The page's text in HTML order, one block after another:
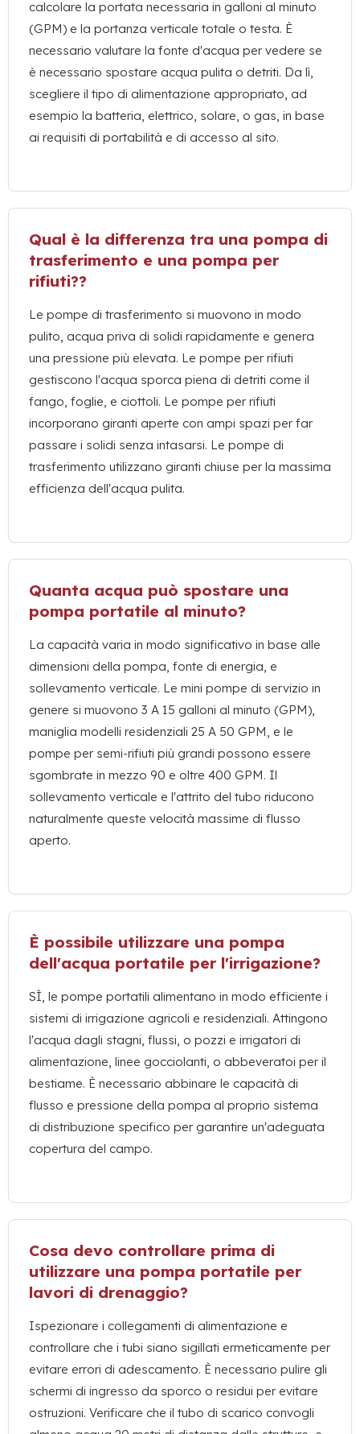
calcolare la portata necessaria in galloni al minuto
(GPM) e la portanza verticale totale o testa. È
necessario valutare la fonte d'acqua per vedere se
è necessario spostare acqua pulita o detriti. Da lì,
scegliere il tipo di alimentazione appropriato, ad
esempio la batteria, elettrico, solare, o gas, in base
ai requisiti di portabilità e di accesso al sito.
Qual è la differenza tra una pompa di
trasferimento e una pompa per
rifiuti??
Le pompe di trasferimento si muovono in modo
pulito, acqua priva di solidi rapidamente e genera
una pressione più elevata. Le pompe per rifiuti
gestiscono l'acqua sporca piena di detriti come il
fango, foglie, e ciottoli. Le pompe per rifiuti
incorporano giranti aperte con ampi spazi per far
passare i solidi senza intasarsi. Le pompe di
trasferimento utilizzano giranti chiuse per la massima
efficienza dell'acqua pulita.
Quanta acqua può spostare una
pompa portatile al minuto?
La capacità varia in modo significativo in base alle
dimensioni della pompa, fonte di energia, e
sollevamento verticale. Le mini pompe di servizio in
genere si muovono 3 A 15 galloni al minuto (GPM),
maniglia modelli residenziali 25 A 50 GPM, e le
pompe per semi-rifiuti più grandi possono essere
sgombrate in mezzo 90 e oltre 400 GPM. Il
sollevamento verticale e l'attrito del tubo riducono
naturalmente queste velocità massime di flusso
aperto.
È possibile utilizzare una pompa
dell'acqua portatile per l'irrigazione?
SÌ, le pompe portatili alimentano in modo efficiente i
sistemi di irrigazione agricoli e residenziali. Attingono
l'acqua dagli stagni, flussi, o pozzi e irrigatori di
alimentazione, linee gocciolanti, o abbeveratoi per il
bestiame. È necessario abbinare le capacità di
flusso e pressione della pompa al proprio sistema
di distribuzione specifico per garantire un'adeguata
copertura del campo.
Cosa devo controllare prima di
utilizzare una pompa portatile per
lavori di drenaggio?
Ispezionare i collegamenti di alimentazione e
controllare che i tubi siano sigillati ermeticamente per
evitare errori di adescamento. È necessario pulire gli
schermi di ingresso da sporco o residui per evitare
ostruzioni. Verificare che il tubo di scarico convogli